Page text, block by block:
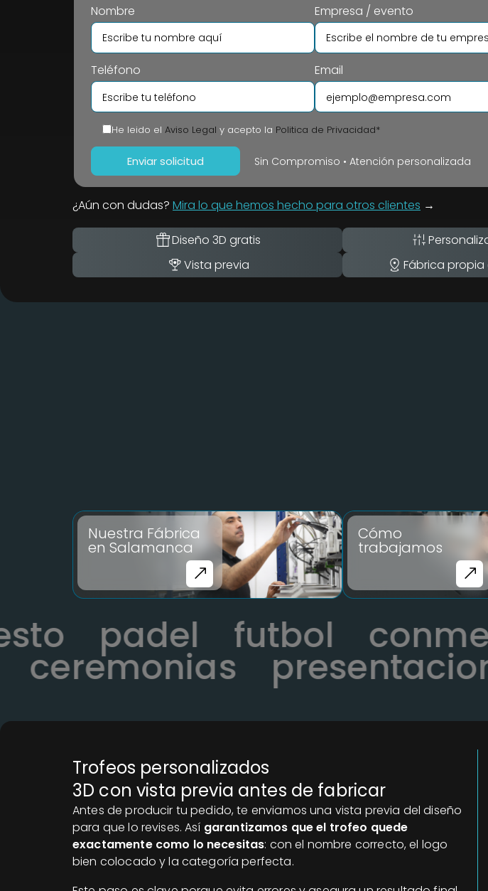
Nombre Empresa / evento
Teléfono Email
He leido el Aviso Legal y acepto la Politica de Privacidad*
Sin Compromiso • Atención personalizada
¿Aún con dudas? Mira lo que hemos hecho para otros clientes →
Diseño 3D gratis
Vista previa
Fábrica
Nuestra Fábrica
en Salamanca
Cómo
trabajamos
padel futbol
Trofeos personalizados
3D con vista previa antes de fabricar
Antes de producir tu pedido, te enviamos una vista previa del diseño
para que lo revises. Así garantizamos que el trofeo quede
exactamente como lo necesitas: con el nombre correcto, el logo
bien colocado y la categoría perfecta.